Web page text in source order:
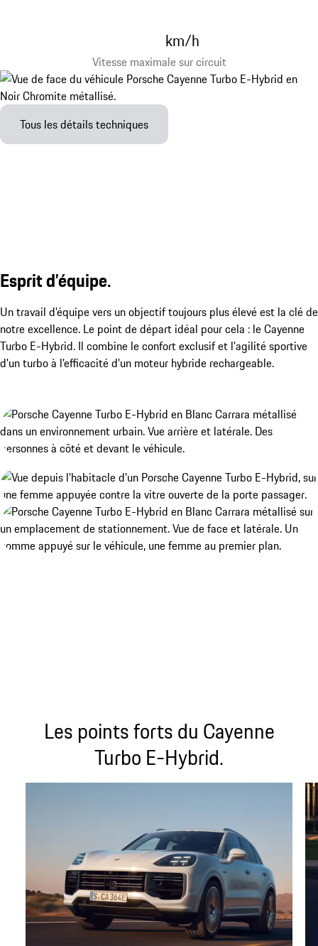
Vitesse maximale sur circuit
km/h
Tous les détails techniques
Esprit d’équipe.
Un travail d'équipe vers un objectif toujours plus élevé est la clé de
notre excellence. Le point de départ idéal pour cela : le Cayenne
Turbo E-Hybrid. Il combine le confort exclusif et l'agilité sportive
d'un turbo à l'efficacité d'un moteur hybride rechargeable.
Les points forts du Cayenne
Turbo E-Hybrid.